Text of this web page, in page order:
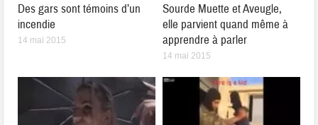
Des gars sont témoins d’un
incendie
14 mai 2015
Sourde Muette et Aveugle,
elle parvient quand même à
apprendre à parler
14 mai 2015